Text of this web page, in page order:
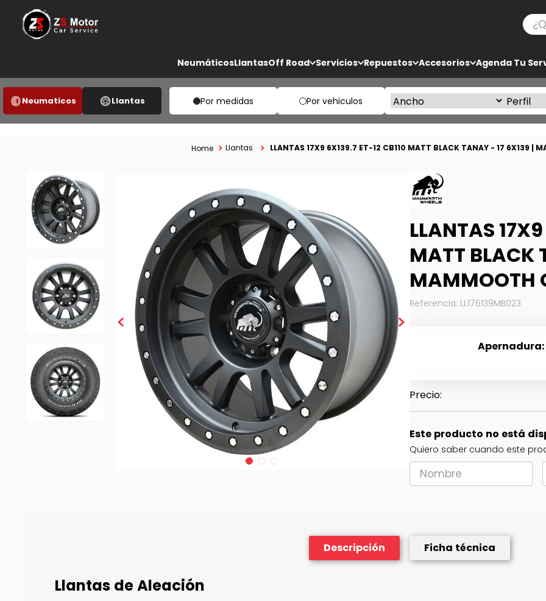
NeumáticosLlantasOff Road Servicios Repuestos Accesorios Agenda Tu
Neumaticos Llantas Por medidas Por vehiculos
Llantas LLANTAS 17X9 6X139.7 ET-12 CB110 MATT BLACK TANAY - 17 6X139 |
LLANTAS
MATT BLACK
MAMMOOTH
Referencia: LL176139MB023
Apernadura
Este producto no está
Quiero saber cuando este
Descripción Ficha técnica
Llantas de Aleación
3.
235